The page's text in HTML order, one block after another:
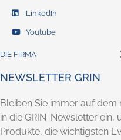
LinkedIn
Youtube
DIE FIRMA
NEWSLETTER GRIN
Bleiben Sie immer auf dem
in die GRIN-Newsletter
Produkte, die wichtigsten